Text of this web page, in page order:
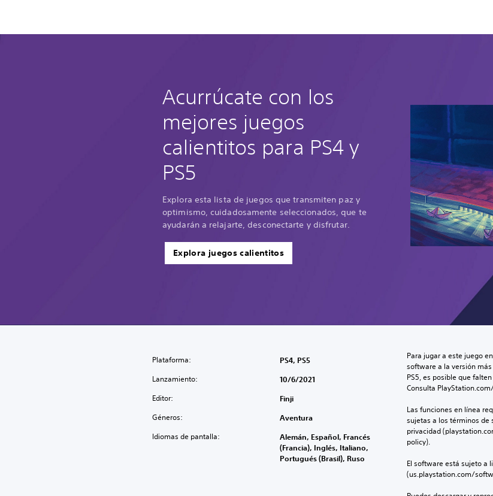
Acurrúcate con los
mejores juegos
calientitos para PS4 y
PS5
Explora esta lista de juegos que transmiten paz y
optimismo, cuidadosamente seleccionados, que te
ayudarán a relajarte, desconectarte y disfrutar.
Explora juegos calientitos
Plataforma: PS4, PS5
Lanzamiento: 10/6/2021
Editor: Finji
Géneros: Aventura
Idiomas de pantalla:
Alemán, Español, Francés
(Francia), Inglés, Italiano,
Portugués (Brasil), Ruso
Para jugar a este juego
software a la versión
PS5, es posible que
Consulta
Las funciones en línea
sujetas a los términos de
privacidad
policy).
El software está sujeto a
(us.playstation.com/